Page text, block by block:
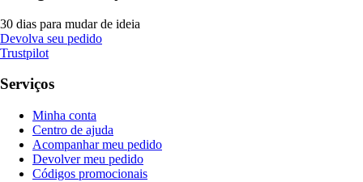
30 dias para mudar de ideia
Devolva seu pedido
Trustpilot
Serviços
Minha conta
Centro de ajuda
Acompanhar meu pedido
Devolver meu pedido
Códigos promocionais